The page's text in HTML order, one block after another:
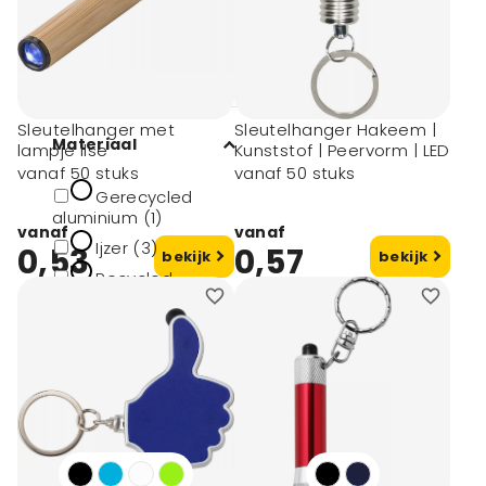
Ø1,6x6,5 cm (1)
Ø1,7x6,5 cm (1)
Materiaal
Gerecycled
aluminium (1)
Ijzer (3)
Recycled
Abs plastic (1)
toon meer
Materiaal type
Sleutelhanger met
lampje Ilse
vanaf 50 stuks
vanaf
0,53 bekijk
Sleutelhanger Hakeem |
Kunststof | Peervorm | LED
vanaf 50 stuks
vanaf
0,57 bekijk